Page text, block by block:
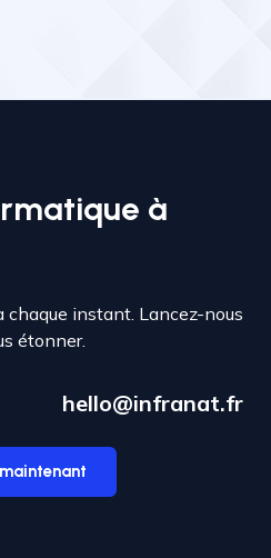
à
chaque instant. Lancez-nous
étonner.
hello@infranat.fr